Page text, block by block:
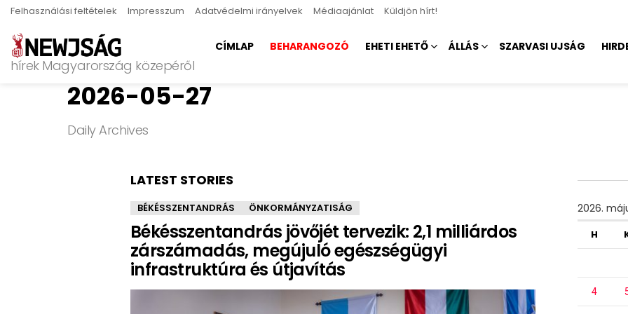
Felhasználási feltételek Impresszum Adatvédelmi irányelvek Médiaajánlat Küldjön hírt!
hírek Magyarország közepéről
CÍMLAP BEHARANGOZÓ EHETI EHETŐ ÁLLÁS SZARVASI UJSÁG
2026-05-27
Daily Archives
LATEST STORIES
BÉKÉSSZENTANDRÁS ÖNKORMÁNYZATISÁG
Békésszentandrás jövőjét tervezik: 2,1 milliárdos
zárszámadás, megújuló egészségügyi
infrastruktúra és útjavítás
2026.
H
4